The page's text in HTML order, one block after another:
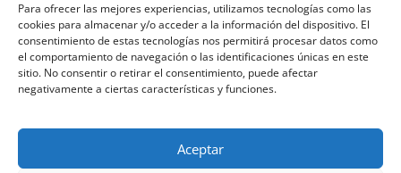
Para ofrecer las mejores experiencias, utilizamos tecnologías como las
cookies para almacenar y/o acceder a la información del dispositivo. El
consentimiento de estas tecnologías nos permitirá procesar datos como
el comportamiento de navegación o las identificaciones únicas en este
sitio. No consentir o retirar el consentimiento, puede afectar
negativamente a ciertas características y funciones.
Aceptar